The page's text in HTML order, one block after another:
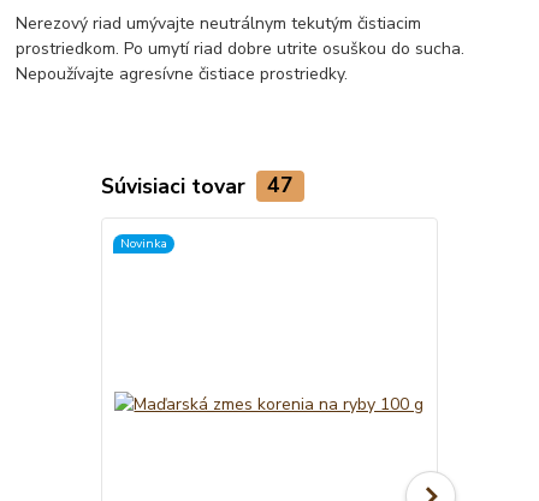
Nerezový riad umývajte neutrálnym tekutým čistiacim
prostriedkom. Po umytí riad dobre utrite osuškou do sucha.
Nepoužívajte agresívne čistiace prostriedky.
Súvisiaci tovar 47
Novinka